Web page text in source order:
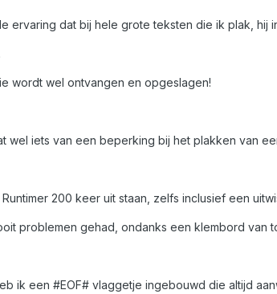
ervaring dat bij hele grote teksten die ik plak, hij
wordt wel ontvangen en opgeslagen!
wel iets van een beperking bij het plakken van
200 keer uit staan, zelfs inclusief een
problemen gehad, ondanks een klembord van
ik een #EOF# vlaggetje ingebouwd die altijd